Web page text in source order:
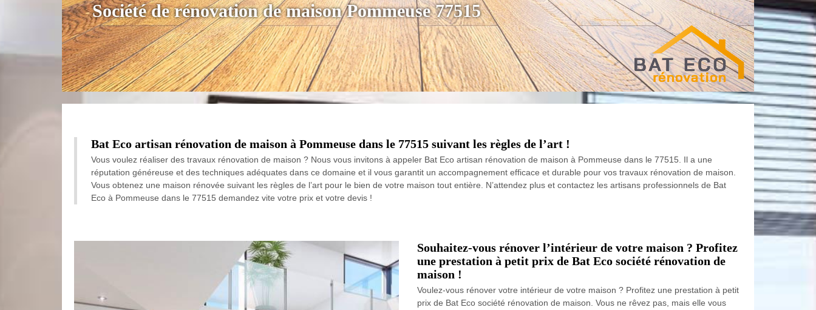
Société de rénovation de maison Pommeuse 77515
Bat Eco artisan rénovation de maison à Pommeuse dans le 77515 suivant les règles de l’art !
Vous voulez réaliser des travaux rénovation de maison ? Nous vous invitons à appeler Bat Eco artisan rénovation de maison à Pommeuse dans le 77515. Il a une
réputation généreuse et des techniques adéquates dans ce domaine et il vous garantit un accompagnement efficace et durable pour vos travaux rénovation de maison.
Vous obtenez une maison rénovée suivant les règles de l’art pour le bien de votre maison tout entière. N’attendez plus et contactez les artisans professionnels de Bat
Eco à Pommeuse dans le 77515 demandez vite votre prix et votre devis !
Souhaitez-vous rénover l’intérieur de votre maison ? Profitez
une prestation à petit prix de Bat Eco société rénovation de
maison !
Voulez-vous rénover votre intérieur de votre maison ? Profitez une prestation à petit
prix de Bat Eco société rénovation de maison. Vous ne rêvez pas, mais elle vous